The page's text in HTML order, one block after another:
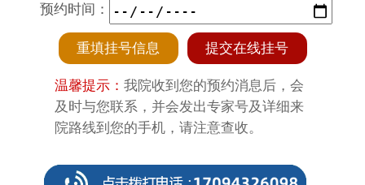
预约时间：
重填挂号信息 提交在线挂号
温馨提示：我院收到您的预约消息后，会
及时与您联系，并会发出专家号及详细来
院路线到您的手机，请注意查收。